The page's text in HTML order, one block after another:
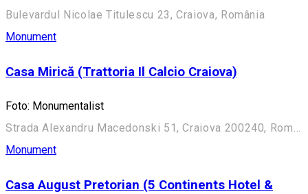
Bulevardul Nicolae Titulescu 23, Craiova, România
Monument
Casa Mirică (Trattoria Il Calcio Craiova)
Foto: Monumentalist
Strada Alexandru Macedonski 51, Craiova 200240, România
Monument
Casa August Pretorian (5 Continents Hotel &